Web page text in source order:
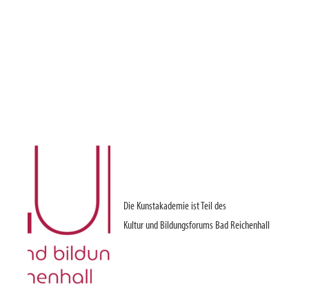
Die Kunstakademie ist Teil des
Kultur und Bildungsforums Bad Reichenhall